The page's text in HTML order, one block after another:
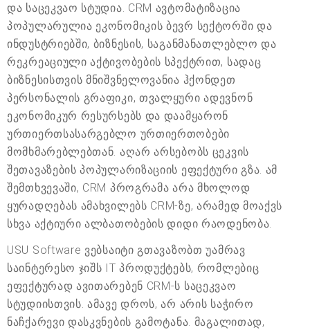
და საცეკვაო სტუდია. CRM ავტომატიზაცია
პოპულარულია ეკონომიკის ბევრ სექტორში და
ინდუსტრიებში, ბიზნესის, საგანმანათლებლო და
რეკრეაციული აქტივობების სპექტრით, სადაც
ბიზნესისთვის მნიშვნელოვანია ჰქონდეთ
პერსონალის გრაფიკი, თვალყური ადევნონ
ეკონომიკურ რესურსებს და დაამყარონ
ურთიერთსასარგებლო ურთიერთობები
მომხმარებლებთან. აღარ არსებობს ცეკვის
შეთავაზების პოპულარიზაციის ეფექტური გზა. ამ
შემთხვევაში, CRM პროგრამა არა მხოლოდ
ყურადღებას ამახვილებს CRM-ზე, არამედ მოაქვს
სხვა აქტიური ალბათობების დიდი რაოდენობა.
USU Software ვებსაიტი გთავაზობთ უამრავ
საინტერესო ჯიშს IT პროდუქტებს, რომლებიც
ეფექტურად ავითარებენ CRM-ს საცეკვაო
სტუდიისთვის. ამავე დროს, არ არის საჭირო
ნაჩქარევი დასკვნების გამოტანა. მაგალითად,